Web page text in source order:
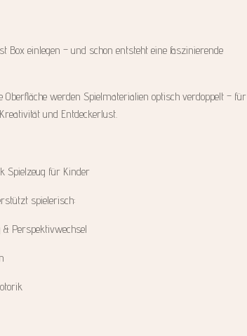
Box einlegen – und schon entsteht eine faszinierende
Oberfläche werden Spielmaterialien optisch verdoppelt – für
und Entdeckerlust.
Spielzeug für Kinder
spielerisch:
Perspektivwechsel